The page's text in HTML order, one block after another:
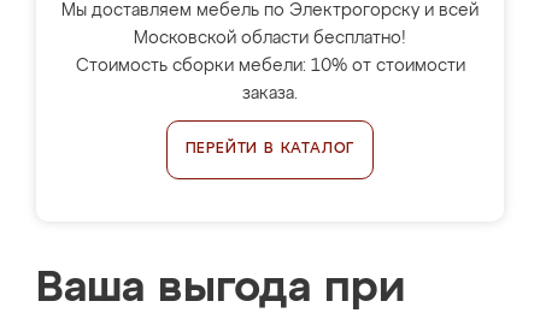
Мы доставляем мебель по Электрогорску и всей
Московской области бесплатно!
Стоимость сборки мебели: 10% от стоимости
заказа.
ПЕРЕЙТИ В КАТАЛОГ
Ваша выгода при